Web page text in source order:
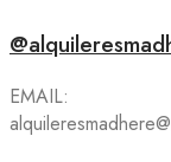
EMAIL: